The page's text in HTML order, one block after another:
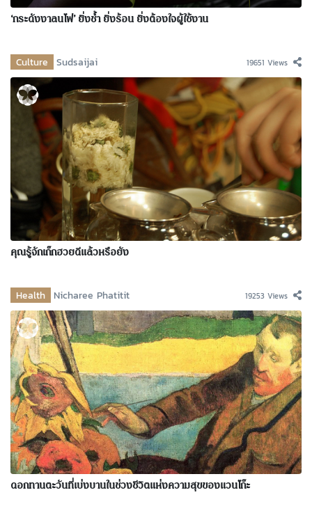
‘กระดังงาลนไฟ’ ยิ่งช้ำ ยิ่งร้อน ยิ่งต้องใจผู้ใช้งาน
Culture Sudsaijai 19651 Views
คุณรู้จักเก๊กฮวยดีแล้วหรือยัง
Health Nicharee Phatitit 19253 Views
ดอกทานตะวันที่เบ่งบานในช่วงชีวิตแห่งความสุขของแวนโก๊ะ